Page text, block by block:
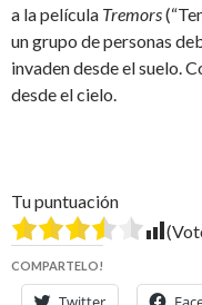
a la película Tremors
un grupo de personas
invaden desde el suelo.
desde el cielo.
Tu puntuación
COMPARTELO!